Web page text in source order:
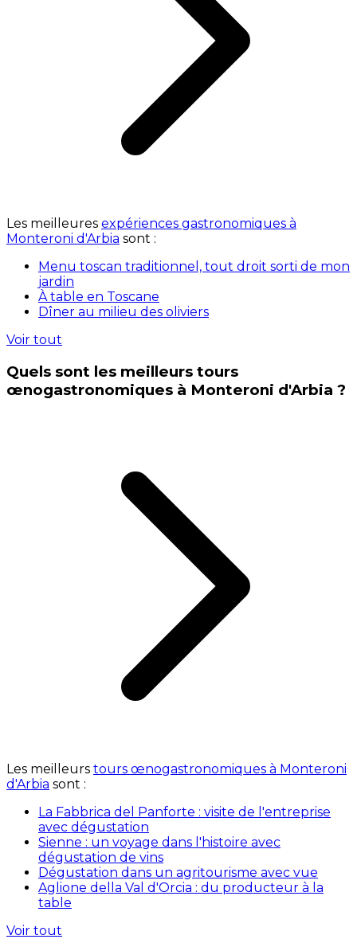
Les meilleures expériences gastronomiques à
Monteroni d'Arbia sont :
Menu toscan traditionnel, tout droit sorti de mon
jardin
À table en Toscane
Dîner au milieu des oliviers
Voir tout
Quels sont les meilleurs tours
œnogastronomiques à Monteroni d'Arbia ?
Les meilleurs tours œnogastronomiques à Monteroni
d'Arbia sont :
La Fabbrica del Panforte : visite de l'entreprise
avec dégustation
Sienne : un voyage dans l'histoire avec
dégustation de vins
Dégustation dans un agritourisme avec vue
Aglione della Val d'Orcia : du producteur à la
table
Voir tout